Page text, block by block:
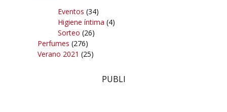
Eventos (34)
Higiene íntima (4)
Sorteo (26)
Perfumes (276)
Verano 2021 (25)
PUBLI